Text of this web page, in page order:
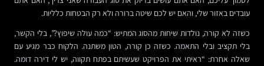
עובדים באזור שלי, והאם יש לכם שיטה ברורה ולא רק הבטחות כלליות.
כשזה לא קורה, נולדות שיחות מהסוג המתיש: “כמה עולה שיפוץ?”, בלי הקשר,
בלי תקציב ובלי התאמה. כשזה כן קורה, הטון משתנה. הלקוח כבר מגיע עם
שאלה אחרת: “ראיתי את הפרויקט שעשיתם בפתח תקווה, יש לי דירה דומה.